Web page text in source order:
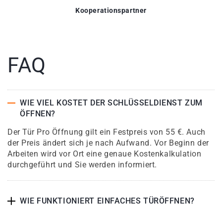
Kooperationspartner
FAQ
WIE VIEL KOSTET DER SCHLÜSSELDIENST ZUM
ÖFFNEN?
Der Tür Pro Öffnung gilt ein Festpreis von 55 €. Auch
der Preis ändert sich je nach Aufwand. Vor Beginn der
Arbeiten wird vor Ort eine genaue Kostenkalkulation
durchgeführt und Sie werden informiert.
WIE FUNKTIONIERT EINFACHES TÜRÖFFNEN?